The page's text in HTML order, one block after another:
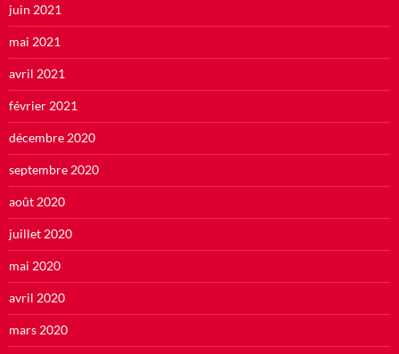
juin 2021
mai 2021
avril 2021
février 2021
décembre 2020
septembre 2020
août 2020
juillet 2020
mai 2020
avril 2020
mars 2020